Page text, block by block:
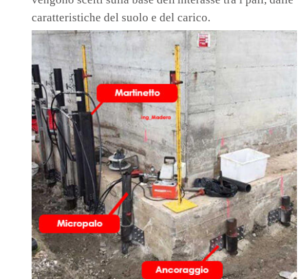
caratteristiche del suolo e del carico.